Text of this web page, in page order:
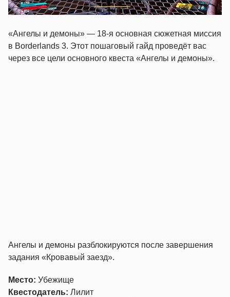
«Ангелы и демоны» — 18-я основная сюжетная миссия
в Borderlands 3. Этот пошаговый гайд проведёт вас
через все цели основного квеста «Ангелы и демоны».
Ангелы и демоны разблокируются после завершения
задания «Кровавый заезд».
Место: Убежище
Квестодатель: Лилит